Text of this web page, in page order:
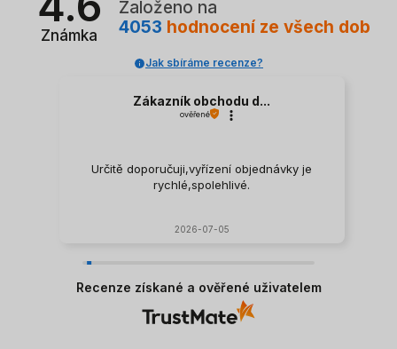
Známka
Založeno na
4053 hodnocení ze všech dob
Jak sbíráme recenze?
Zákazník obchodu d...
ověřené
Určitě doporučuji,vyřízení objednávky je
rychlé,spolehlivé.
2026-07-05
Recenze získané a ověřené uživatelem